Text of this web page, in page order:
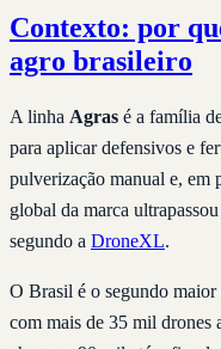
Contexto: por
agro brasileiro
A linha Agras é a família
para aplicar defensivos e
pulverização manual e, em
global da marca
segundo a DroneXL.
O Brasil é o segundo
com mais de 35 mil drones